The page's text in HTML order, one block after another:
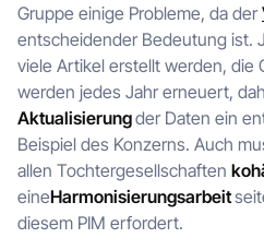
Gruppe einige Probleme, da der
entscheidender Bedeutung ist.
viele Artikel erstellt werden, die
werden jedes Jahr erneuert,
Aktualisierungder Daten ein
Beispiel des Konzerns. Auch
allen Tochtergesellschaften
eineHarmonisierungsarbeit
diesem PIM erfordert.